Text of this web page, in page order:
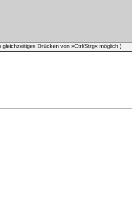
Drücken von »Ctrl/Strg« möglich.)